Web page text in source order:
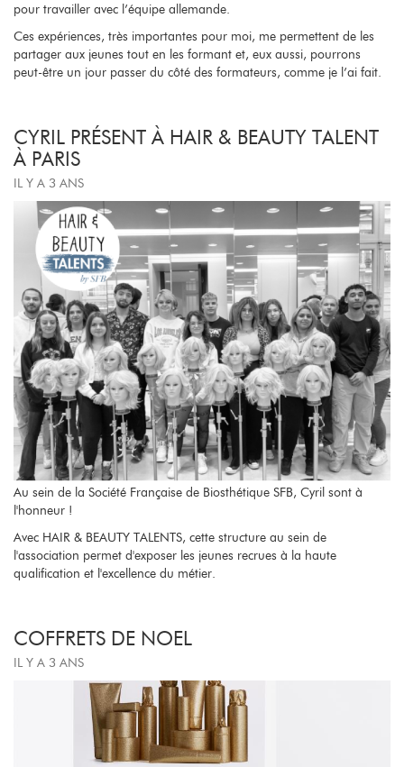
pour travailler avec l’équipe allemande.
Ces expériences, très importantes pour moi, me permettent de les
partager aux jeunes tout en les formant et, eux aussi, pourrons
peut-être un jour passer du côté des formateurs, comme je l’ai fait.
CYRIL PRÉSENT À HAIR & BEAUTY TALENT
À PARIS
IL Y A 3 ANS
Au sein de la Société Française de Biosthétique SFB, Cyril sont à
l'honneur !
Avec HAIR & BEAUTY TALENTS, cette structure au sein de
l'association permet d'exposer les jeunes recrues à la haute
qualification et l'excellence du métier.
COFFRETS DE NOEL
IL Y A 3 ANS